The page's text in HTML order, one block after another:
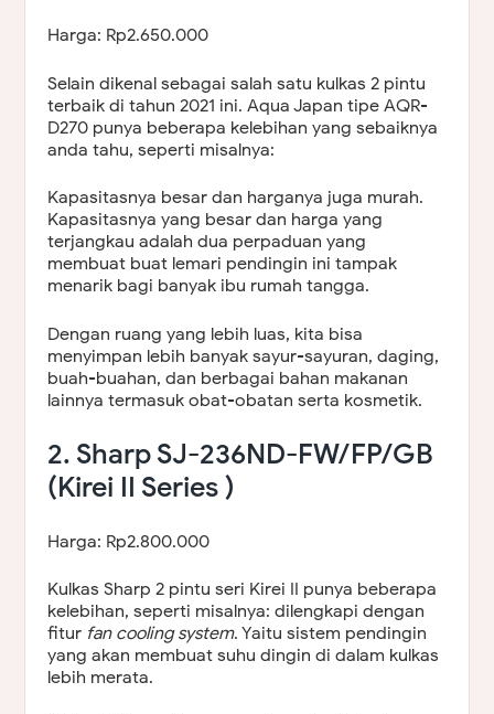
Harga: Rp2.650.000
Selain dikenal sebagai salah satu kulkas 2 pintu
terbaik di tahun 2021 ini. Aqua Japan tipe AQR-
D270 punya beberapa kelebihan yang sebaiknya
anda tahu, seperti misalnya:
Kapasitasnya besar dan harganya juga murah.
Kapasitasnya yang besar dan harga yang
terjangkau adalah dua perpaduan yang
membuat buat lemari pendingin ini tampak
menarik bagi banyak ibu rumah tangga.
Dengan ruang yang lebih luas, kita bisa
menyimpan lebih banyak sayur-sayuran, daging,
buah-buahan, dan berbagai bahan makanan
lainnya termasuk obat-obatan serta kosmetik.
2. Sharp SJ-236ND-FW/FP/GB
(Kirei II Series )
Harga: Rp2.800.000
Kulkas Sharp 2 pintu seri Kirei II punya beberapa
kelebihan, seperti misalnya: dilengkapi dengan
fitur fan cooling system. Yaitu sistem pendingin
yang akan membuat suhu dingin di dalam kulkas
lebih merata.